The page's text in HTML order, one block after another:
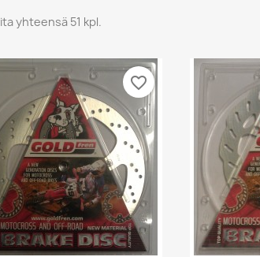
yhteensä 51 kpl.
favorite_border